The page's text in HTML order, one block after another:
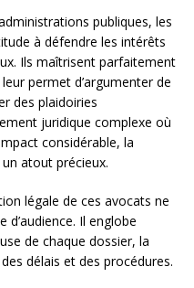
publiques, les
à défendre les intérêts
Ils maîtrisent parfaitement
permet d’argumenter de
des plaidoiries
juridique complexe où
considérable, la
atout précieux.
légale de ces avocats ne
d’audience. Il englobe
de chaque dossier, la
délais et des procédures.